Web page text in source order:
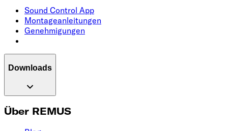
Sound Control App
Montageanleitungen
Genehmigungen
Downloads
Über REMUS